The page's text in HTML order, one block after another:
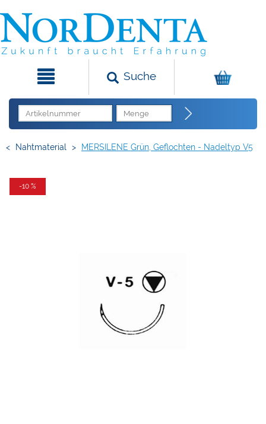
Suche
< Nahtmaterial > MERSILENE Grün, Geflochten - Nadeltyp V5
-10 %